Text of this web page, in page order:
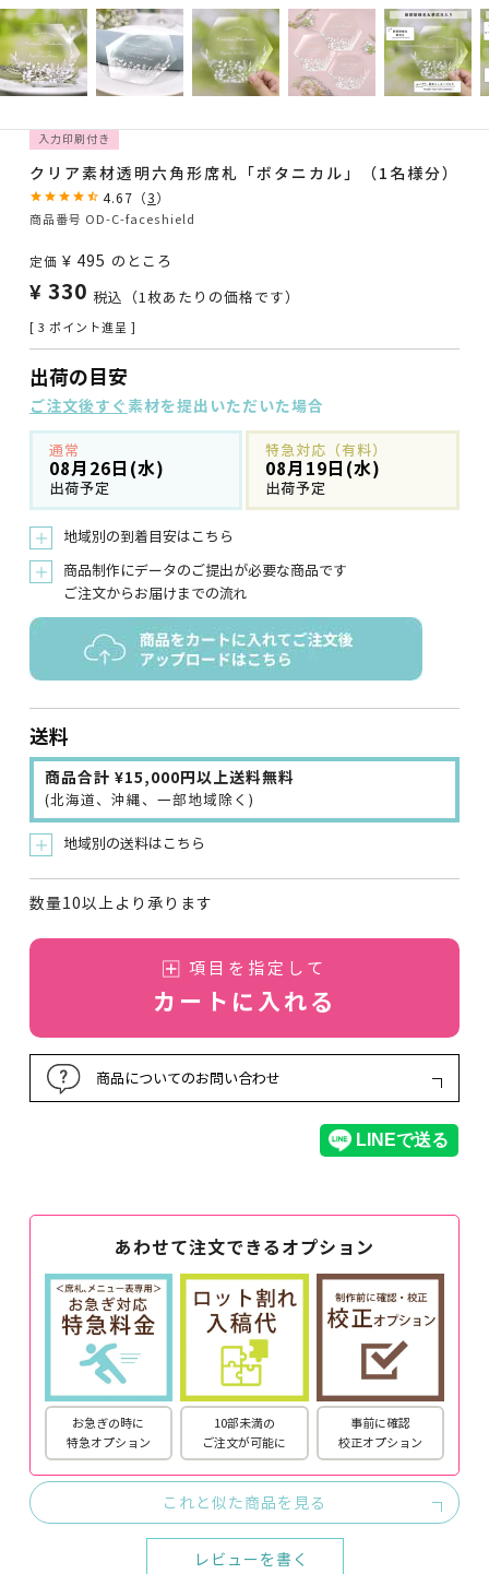
入力印刷付き
クリア素材透明六角形席札「ボタニカル」（1名様分）
4.67 （3 ）
商品番号 OD-C-faceshield
定価 ¥ 495 のところ
¥ 330 税込 （1枚あたりの価格です）
[ 3 ポイント進呈 ]
出荷の目安
ご注文後すぐ素材を提出いただいた場合
通常
08月26日(水)
出荷予定
特急対応（有料）
08月19日(水)
出荷予定
＋ 地域別の到着目安はこちら
＋
商品制作にデータのご提出が必要な商品です
ご注文からお届けまでの流れ
送料
商品合計 ¥15,000円以上送料無料
(北海道、沖縄、一部地域除く)
＋ 地域別の送料はこちら
数量10以上より承ります
項目を指定して
カートに入れる
商品についてのお問い合わせ
あわせて注文できるオプション
お急ぎの時に
特急オプション
10部未満の
ご注文が可能に
事前に確認
校正オプション
これと似た商品を見る
レビューを書く